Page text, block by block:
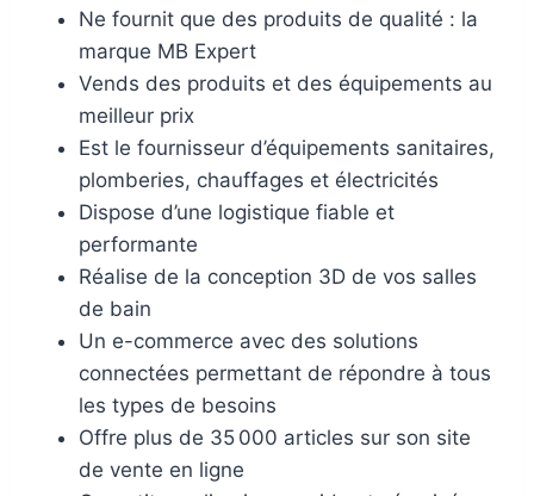
Ne fournit que des produits de qualité : la
marque MB Expert
Vends des produits et des équipements au
meilleur prix
Est le fournisseur d’équipements sanitaires,
plomberies, chauffages et électricités
Dispose d’une logistique fiable et
performante
Réalise de la conception 3D de vos salles
de bain
Un e-commerce avec des solutions
connectées permettant de répondre à tous
les types de besoins
Offre plus de 35 000 articles sur son site
de vente en ligne